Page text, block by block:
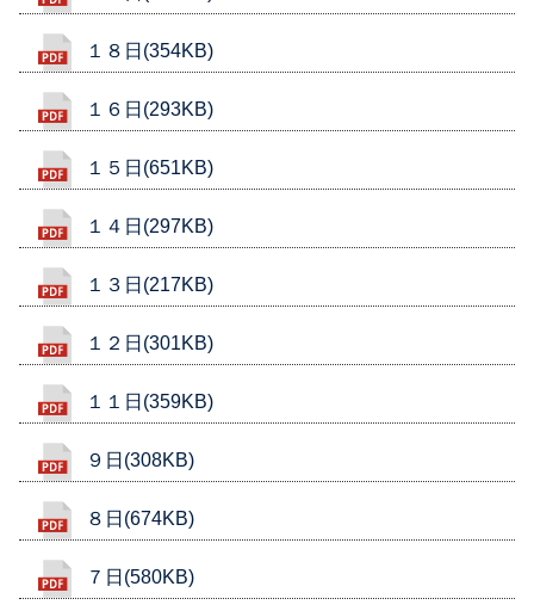
１８日(354KB)
１６日(293KB)
１５日(651KB)
１４日(297KB)
１３日(217KB)
１２日(301KB)
１１日(359KB)
９日(308KB)
８日(674KB)
７日(580KB)